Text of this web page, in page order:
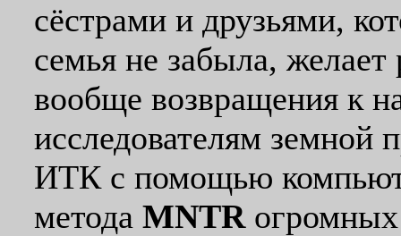
сёстрами и друзьями,
семья не забыла, желает
вообще возвращения к
исследователям земной
ИТК с помощью
метода MNTRогромных